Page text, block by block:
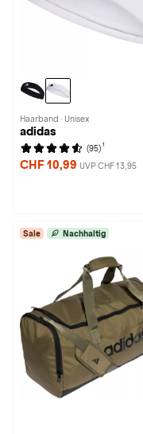
Haarband · Unisex
adidas
(95) 1
CHF 10,99 UVP CHF 13,95
Sale Nachhaltig